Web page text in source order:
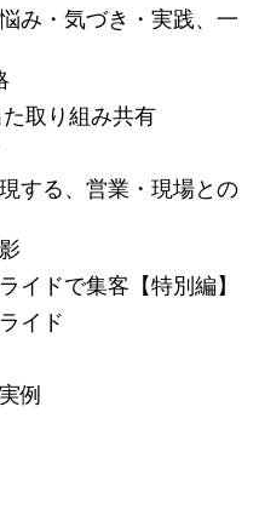
み・気づき・実践、一
取り組み共有
する、営業・現場との
イドで集客【特別編】
イド
例